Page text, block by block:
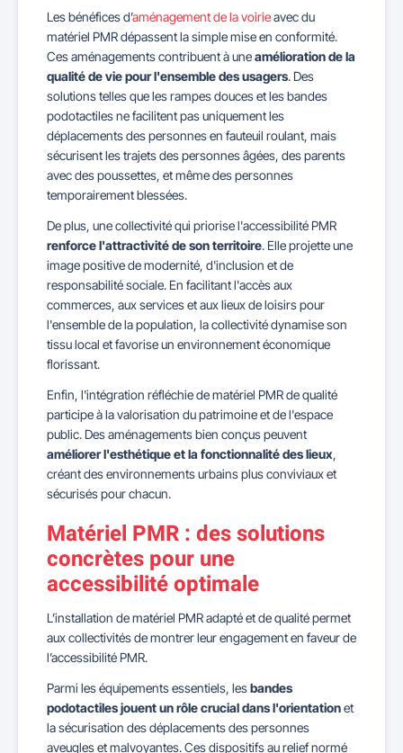
Les bénéfices d’aménagement de la voirieavec du
matériel PMR dépassent la simple mise en conformité.
Ces aménagements contribuent à uneamélioration de la
qualité de vie pour l'ensemble des usagers. Des
solutions telles que les rampes douces et les bandes
podotactiles ne facilitent pas uniquement les
déplacements des personnes en fauteuil roulant, mais
sécurisent les trajets des personnes âgées, des parents
avec des poussettes, et même des personnes
temporairement blessées.
De plus, une collectivité qui priorise l'accessibilité PMR
renforce l'attractivité de son territoire. Elle projette une
image positive de modernité, d'inclusion et de
responsabilité sociale. En facilitant l'accès aux
commerces, aux services et aux lieux de loisirs pour
l'ensemble de la population, la collectivité dynamise son
tissu local et favorise un environnement économique
florissant.
Enfin, l'intégration réfléchie de matériel PMR de qualité
participe à la valorisation du patrimoine et de l'espace
public. Des aménagements bien conçus peuvent
améliorer l'esthétique et la fonctionnalité des lieux,
créant des environnements urbains plus conviviaux et
sécurisés pour chacun.
Matériel PMR : des solutions
concrètes pour une
accessibilité optimale
L’installation de matériel PMR adapté et de qualité permet
aux collectivités de montrer leur engagement en faveur de
l’accessibilité PMR.
Parmi les équipements essentiels, lesbandes
podotactiles jouent un rôle crucial dans l'orientationet
la sécurisation des déplacements des personnes
aveugles et malvoyantes. Ces dispositifs au relief normé